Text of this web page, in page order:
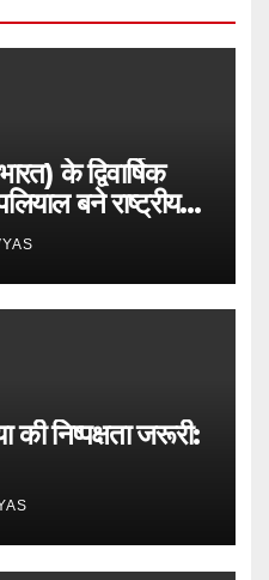
के द्विवार्षिक
बने राष्ट्रीय
निष्पक्षता जरूरी: